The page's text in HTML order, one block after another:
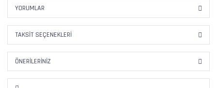
YORUMLAR
TAKSIT SEÇENEKLERI
ÖNERILERINIZ